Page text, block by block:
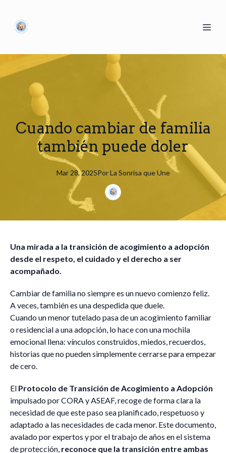
Cuando cambiar de familia
también puede doler
Mar 28, 2025Por La Sonrisa que Une
Una mirada a la transición de acogimiento a adopción
desde el respeto, el cuidado y el derecho a ser
acompañado.
Cambiar de familia no siempre es un nuevo comienzo feliz.
A veces, también es una despedida que duele.
Cuando un menor tutelado pasa de un acogimiento familiar
o residencial a una adopción, lo hace con una mochila
emocional llena: vínculos construidos, miedos, recuerdos,
historias que no pueden simplemente cerrarse para empezar
de cero.
El Protocolo de Transición de Acogimiento a Adopción
impulsado por CORA y ASEAF, recoge de forma clara la
necesidad de que este paso sea planificado, respetuoso y
adaptado a las necesidades de cada menor. Este documento,
avalado por expertos y por el trabajo de años en el sistema
de protección, reconoce que la transición entre ambas